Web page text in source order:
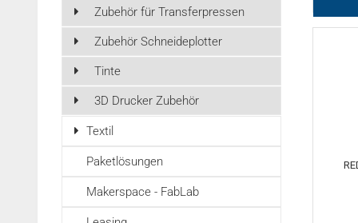
Zubehör für Transferpressen
Zubehör Schneideplotter
Tinte
3D Drucker Zubehör
Textil
Paketlösungen
Makerspace - FabLab